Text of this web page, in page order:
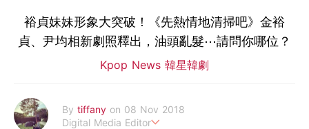
裕貞妹妹形象大突破！《先熱情地清掃吧》金裕
貞、尹均相新劇照釋出，油頭亂髮⋯請問你哪位？
Kpop News 韓星韓劇
By tiffany on 08 Nov 2018
Digital Media Editor